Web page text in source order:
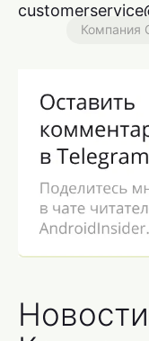
Компания